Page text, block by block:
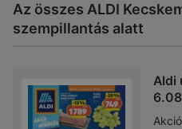
Az összes ALDI
szempillantás alatt
Aldi